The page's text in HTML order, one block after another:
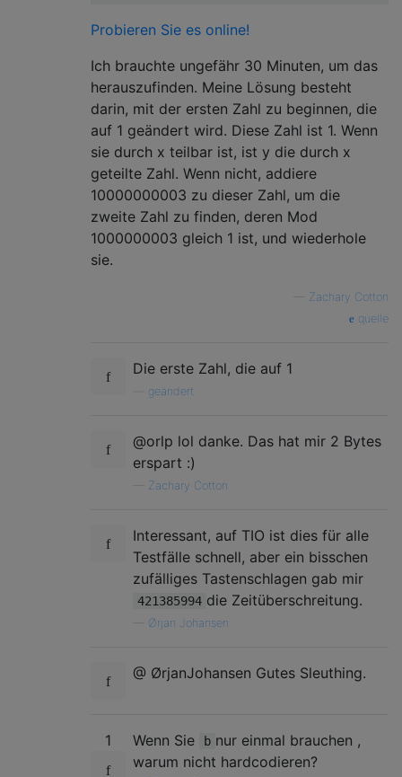
Probieren Sie es online!
Ich brauchte ungefähr 30 Minuten, um das
herauszufinden. Meine Lösung besteht
darin, mit der ersten Zahl zu beginnen, die
auf 1 geändert wird. Diese Zahl ist 1. Wenn
sie durch x teilbar ist, ist y die durch x
geteilte Zahl. Wenn nicht, addiere
10000000003 zu dieser Zahl, um die
zweite Zahl zu finden, deren Mod
1000000003 gleich 1 ist, und wiederhole
sie.
Zachary Cotton
quelle
Die erste Zahl, die auf 1
geändert
@orlp lol danke. Das hat mir 2 Bytes
erspart :)
Zachary Cotton
Interessant, auf TIO ist dies für alle
Testfälle schnell, aber ein bisschen
zufälliges Tastenschlagen gab mir
421385994 die Zeitüberschreitung.
Ørjan Johansen
@ ØrjanJohansen Gutes Sleuthing.
1 Wenn Sie b nur einmal brauchen ,
warum nicht hardcodieren?